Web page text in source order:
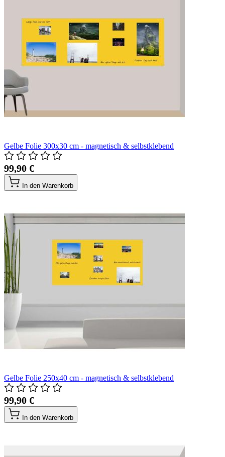
Gelbe Folie 300x30 cm - magnetisch & selbstklebend
99,90 €
In den Warenkorb
Gelbe Folie 250x40 cm - magnetisch & selbstklebend
99,90 €
In den Warenkorb